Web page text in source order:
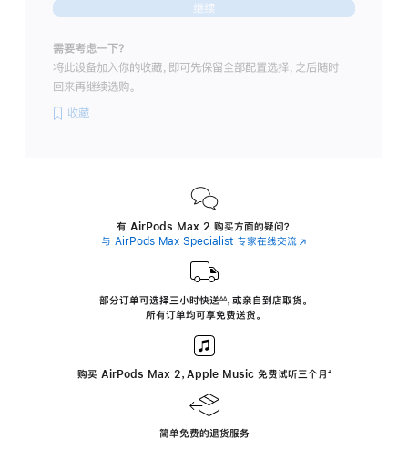
继续
需要考虑一下？
将此设备加入你的收藏，即可先保留全部配置选择，之后随时
回来再继续选购。
收藏
有 AirPods Max 2 购买方面的疑问？
与 AirPods Max Specialist 专家在线交流(在
中
部分订单可选择三小时快送∆∆， 或亲自到店取货。
所有订单均可享免费送货。
购买 AirPods Max 2，Apple Music 免费试听三个月 ‍脚
‍⁺
简单免费的退货服务